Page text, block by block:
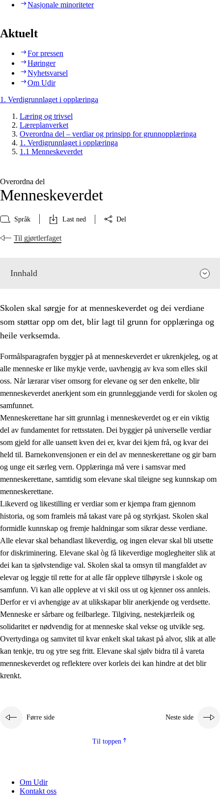
Nasjonale minoriteter
Aktuelt
For pressen
Høringer
Nyhetsvarsel
Om Udir
1. Verdigrunnlaget i opplæringa
Læring og trivsel
Læreplanverket
Overordna del – verdiar og prinsipp for grunnopplæringa
1. Verdigrunnlaget i opplæringa
1.1 Menneskeverdet
Overordna del
Menneskeverdet
Språk Last ned Del
Til gjørtlerfaget
Innhald
1.
1.1 Menneskeverdet
1.2 Identitet og kulturelt mangfald
1.3 Kritisk tenking og etisk bevisstheit
1.4 Skaparglede, engasjement og utforskartrong
1.5 Respekt for naturen og miljøbevisstheit
1.6 Demokrati og medverknad
Skolen skal sørgje for at menneskeverdet og dei verdiane
som støttar opp om det, blir lagt til grunn for opplæringa og
heile verksemda.
Formålsparagrafen byggjer på at menneskeverdet er ukrenkjeleg, og at
alle menneske er like mykje verde, uavhengig av kva som elles skil
oss. Når lærarar viser omsorg for elevane og ser den enkelte, blir
menneskeverdet anerkjent som ein grunnleggjande verdi for skolen og
samfunnet.
Menneskerettane har sitt grunnlag i menneskeverdet og er ein viktig
del av fundamentet for rettsstaten. Dei byggjer på universelle verdiar
som gjeld for alle uansett kven dei er, kvar dei kjem frå, og kvar dei
held til. Barnekonvensjonen er ein del av menneskerettane og gir barn
og unge eit særleg vern. Opplæringa må vere i samsvar med
menneskerettane, samtidig som elevane skal tileigne seg kunnskap om
menneskerettane.
Likeverd og likestilling er verdiar som er kjempa fram gjennom
historia, og som framleis må takast vare på og styrkjast. Skolen skal
formidle kunnskap og fremje haldningar som sikrar desse verdiane.
Alle elevar skal behandlast likeverdig, og ingen elevar skal bli utsette
for diskriminering. Elevane skal òg få likeverdige moglegheiter slik at
dei kan ta sjølvstendige val. Skolen skal ta omsyn til mangfaldet av
elevar og leggje til rette for at alle får oppleve tilhøyrsle i skole og
samfunn. Vi kan alle oppleve at vi skil oss ut og kjenner oss annleis.
Derfor er vi avhengige av at ulikskapar blir anerkjende og verdsette.
Menneske er sårbare og feilbarlege. Tilgiving, nestekjærleik og
solidaritet er nødvendig for at menneske skal vekse og utvikle seg.
Overtydinga og samvitet til kvar enkelt skal takast på alvor, slik at alle
kan tenkje, tru og ytre seg fritt. Elevane skal sjølv bidra til å vareta
menneskeverdet og reflektere over korleis dei kan hindre at det blir
krenkt.
Førre side Neste side
Til toppen
Om Udir
Kontakt oss